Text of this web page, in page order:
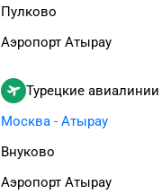
Пулково
Аэропорт Атырау
Турецкие авиалинии
Москва - Атырау
Внуково
Аэропорт Атырау